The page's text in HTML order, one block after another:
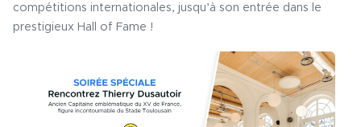
compétitions internationales, jusqu’à son entrée dans le
prestigieux Hall of Fame !